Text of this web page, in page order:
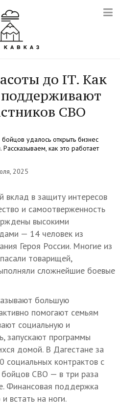
до IT. Как
поддерживают
СВО
удалось открыть бизнес
как это работает
2025
вклад в защиту интересов
и самоотверженность
высокими
— 14 человек из
Героя России. Многие из
товарищей,
сложнейшие боевые
большую
помогают семьям
социальную и
запускают программы
домой. В Дагестане за
социальных контрактов с
бойцов СВО — в три раза
Финансовая поддержка
встать на ноги.